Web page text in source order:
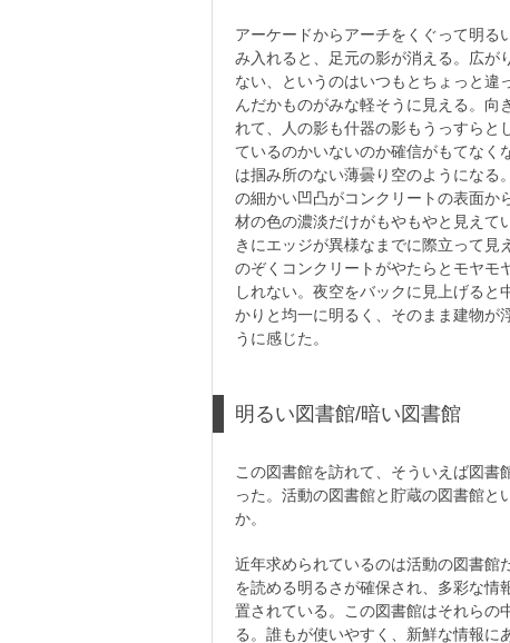
アーケードからアーチをくぐって明る
み入れると、足元の影が消える。広が
ない、というのはいつもとちょっと違
んだかものがみな軽そうに見える。向
れて、人の影も什器の影もうっすらと
ているのかいないのか確信がもてなく
は掴み所のない薄曇り空のようになる
の細かい凹凸がコンクリートの表面か
材の色の濃淡だけがもやもやと見えて
きにエッジが異様なまでに際立って見
のぞくコンクリートがやたらとモヤモ
しれない。夜空をバックに見上げると
かりと均一に明るく、そのまま建物が
うに感じた。
明るい図書館/暗い図書館
この図書館を訪れて、そういえば図書
った。活動の図書館と貯蔵の図書館と
か。
近年求められているのは活動の図書館
を読める明るさが確保され、多彩な情
置されている。この図書館はそれらの
る。誰もが使いやすく、新鮮な情報に